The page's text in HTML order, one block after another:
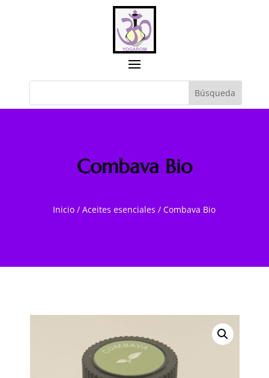
Combava Bio
Inicio /Aceites esenciales /Combava Bio